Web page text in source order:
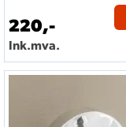
220,-
Ink.mva.